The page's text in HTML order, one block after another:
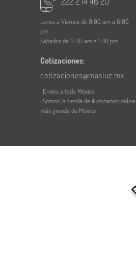
Lunes a Viernes de 9:00 am a 6:00
pm
Sábados de 9:00 am a 1:00 pm
Cotizaciones:
cotizaciones@masluz.mx
· Envíos a todo México
· Somos la tienda de iluminación online
más grande de México